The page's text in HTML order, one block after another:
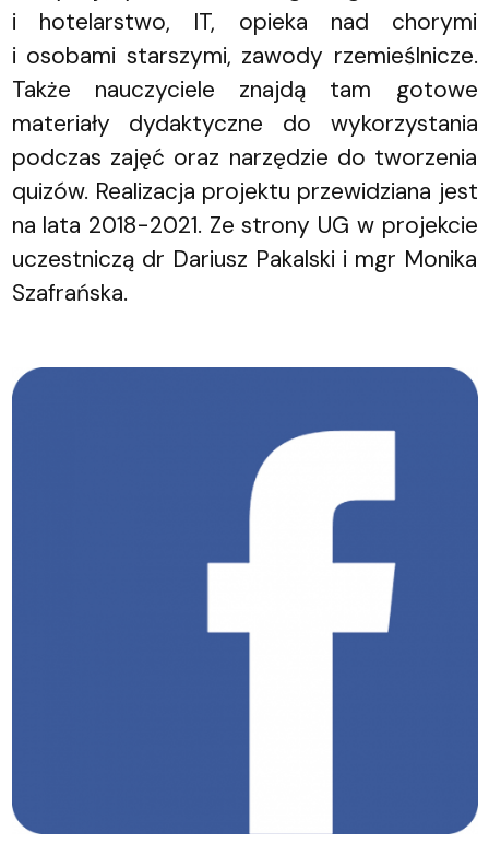
i hotelarstwo, IT, opieka nad chorymi
i osobami starszymi, zawody rzemieślnicze.
Także nauczyciele znajdą tam gotowe
materiały dydaktyczne do wykorzystania
podczas zajęć oraz narzędzie do tworzenia
quizów. Realizacja projektu przewidziana jest
na lata 2018-2021. Ze strony UG w projekcie
uczestniczą dr Dariusz Pakalski i mgr Monika
Szafrańska.